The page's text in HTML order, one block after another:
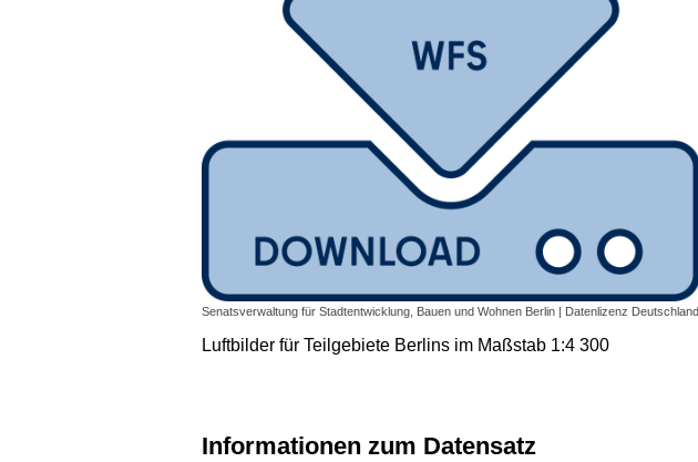
Senatsverwaltung für Stadtentwicklung, Bauen und Wohnen Berlin | Datenlizenz
Luftbilder für Teilgebiete Berlins im Maßstab 1:4 300
Informationen zum Datensatz